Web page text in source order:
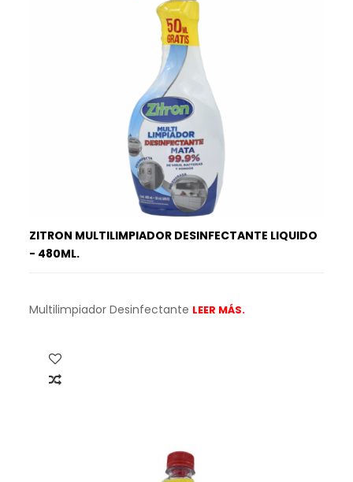
ZITRON MULTILIMPIADOR DESINFECTANTE LIQUIDO
- 480ML.
Multilimpiador Desinfectante LEER MÁS.